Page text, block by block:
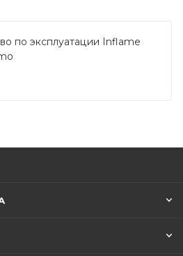
по эксплуатации Inflame